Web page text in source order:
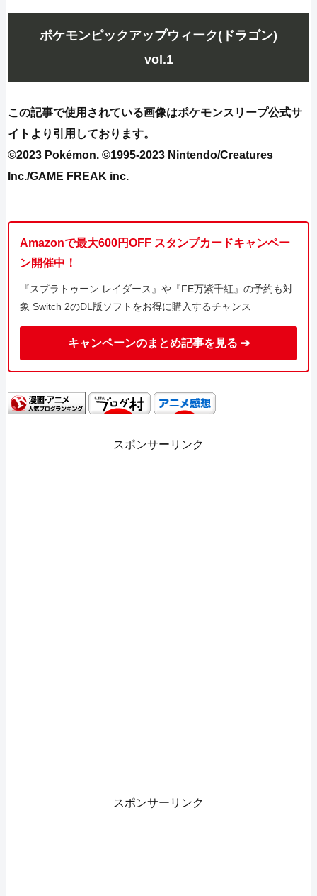
ポケモンピックアップウィーク(ドラゴン)
vol.1
この記事で使用されている画像はポケモンスリープ公式サ
イトより引用しております。
©2023 Pokémon. ©1995-2023 Nintendo/Creatures
Inc./GAME FREAK inc.
Amazonで最大600円OFF スタンプカードキャンペー
ン開催中！
『スプラトゥーン レイダース』や『FE万紫千紅』の予約も対
象 Switch 2のDL版ソフトをお得に購入するチャンス
キャンペーンのまとめ記事を見る ➔
スポンサーリンク
スポンサーリンク